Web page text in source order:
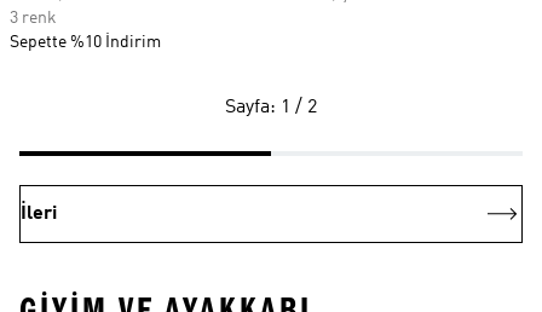
3 renk
Sepette %10 İndirim
Sayfa: 1 / 2
İleri